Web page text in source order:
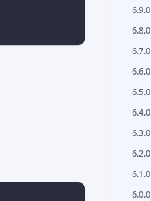
6.9.0
6.8.0
6.7.0
6.6.0
6.5.0
6.4.0
6.3.0
6.2.0
6.1.0
6.0.0